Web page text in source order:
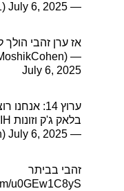
— Maya (@Mayaporat1)
July 6, 2025
אז ערן זהבי הולך
— Moshik Cohen ⭐️⭐️?⭐️⭐️ (@MoshikCohen)
July 6, 2025
ערוץ 14:
בלאק ג'ק וזונות
— Orel Itach (@OrelItach)
July 6, 2025
זהבי בביתר
u0GEw1C8yS